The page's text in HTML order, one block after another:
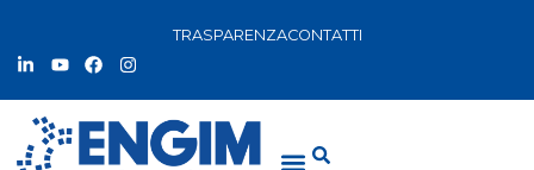
TRASPARENZACONTATTI